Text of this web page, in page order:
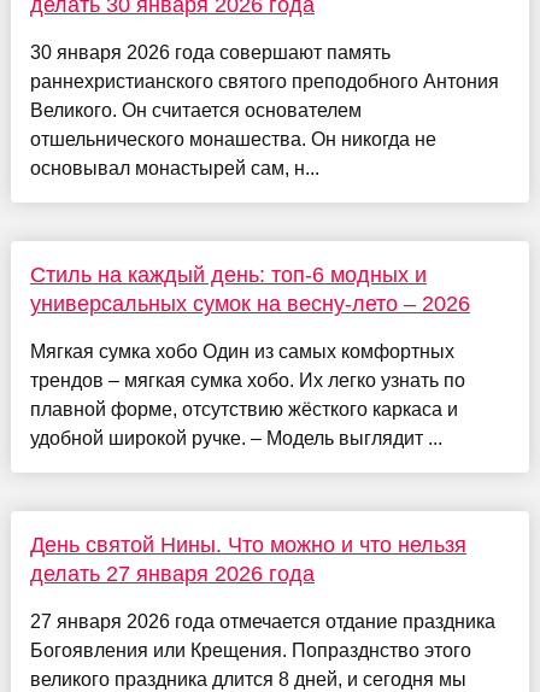
делать 30 января 2026 года
30 января 2026 года совершают память
раннехристианского святого преподобного Антония
Великого. Он считается основателем
отшельнического монашества. Он никогда не
основывал монастырей сам, н...
Стиль на каждый день: топ-6 модных и
универсальных сумок на весну-лето – 2026
Мягкая сумка хобо Один из самых комфортных
трендов – мягкая сумка хобо. Их легко узнать по
плавной форме, отсутствию жёсткого каркаса и
удобной широкой ручке. – Модель выглядит ...
День святой Нины. Что можно и что нельзя
делать 27 января 2026 года
27 января 2026 года отмечается отдание праздника
Богоявления или Крещения. Попразднство этого
великого праздника длится 8 дней, и сегодня мы